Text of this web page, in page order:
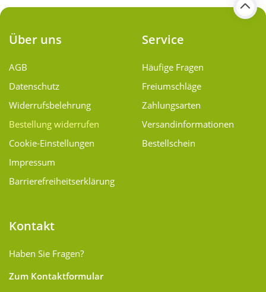
Über uns
AGB
Datenschutz
Widerrufsbelehrung
Bestellung widerrufen
Cookie-Einstellungen
Impressum
Barrierefreiheitserklärung
Service
Häufige Fragen
Freiumschläge
Zahlungsarten
Versand­informationen
Bestellschein
Kontakt
Haben Sie Fragen?
Zum Kontaktformular